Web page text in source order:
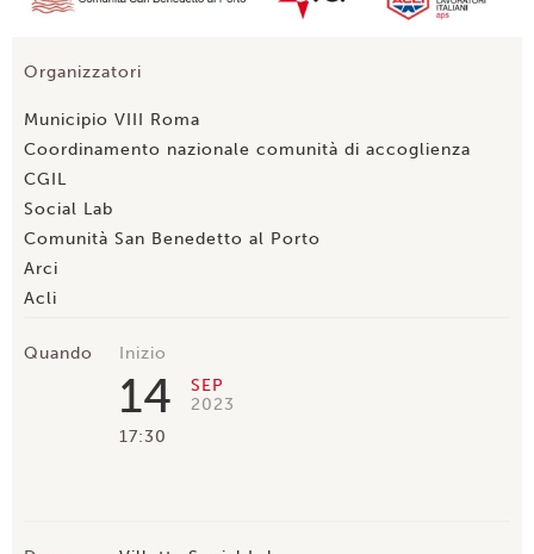
Organizzatori
Municipio VIII Roma
Coordinamento nazionale comunità di accoglienza
CGIL
Social Lab
Comunità San Benedetto al Porto
Arci
Acli
Quando Inizio
14
SEP
2023
17:30